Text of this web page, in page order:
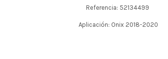
Referencia: 52134499
Aplicación: Onix 2018-2020